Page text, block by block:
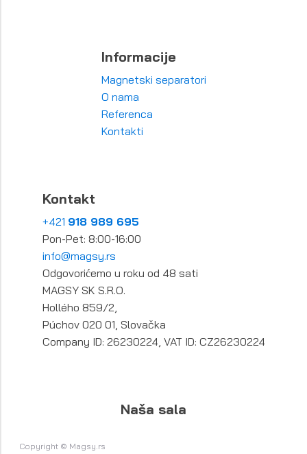
Informacije
Magnetski separatori
O nama
Referenca
Kontakti
Kontakt
+421 918 989 695
Pon-Pet: 8:00-16:00
info@magsy.rs
Odgovorićemo u roku od 48 sati
MAGSY SK S.R.O.
Hollého 859/2,
Púchov 020 01, Slovačka
Company ID: 26230224, VAT ID: CZ26230224
Naša sala
Copyright © Magsy.rs